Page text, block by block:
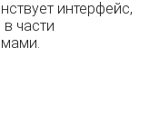
интерфейс,
части